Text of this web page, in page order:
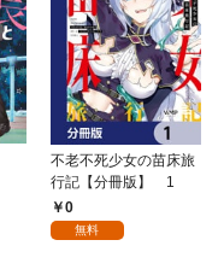
不老不死少女の苗床旅
行記【分冊版】 1
0
無料